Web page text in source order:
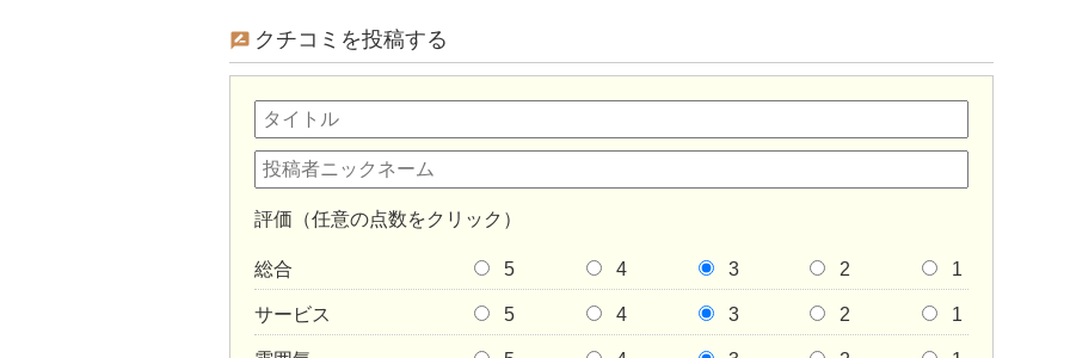
クチコミを投稿する
評価（任意の点数をクリック）
総合 5 4 3 2 1
サービス 5 4 3 2 1